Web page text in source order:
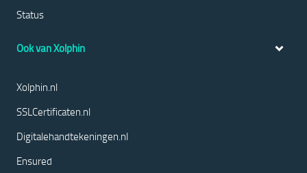
Status
Ook van Xolphin
Xolphin.nl
SSLCertificaten.nl
Digitalehandtekeningen.nl
Ensured